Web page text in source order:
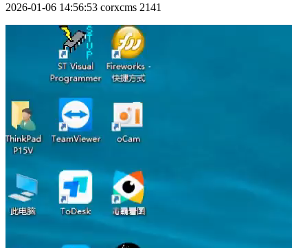
2026-01-06 14:56:53 corxcms 2141